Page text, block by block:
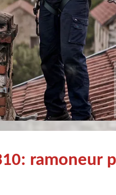
Très bien !
ramoneur